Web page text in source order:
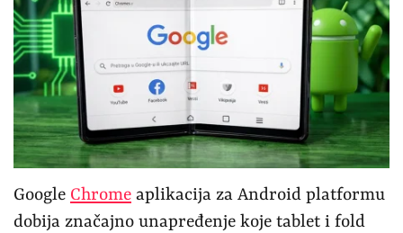
Google Chrome aplikacija za Android platformu
dobija značajno unapređenje koje tablet i fold